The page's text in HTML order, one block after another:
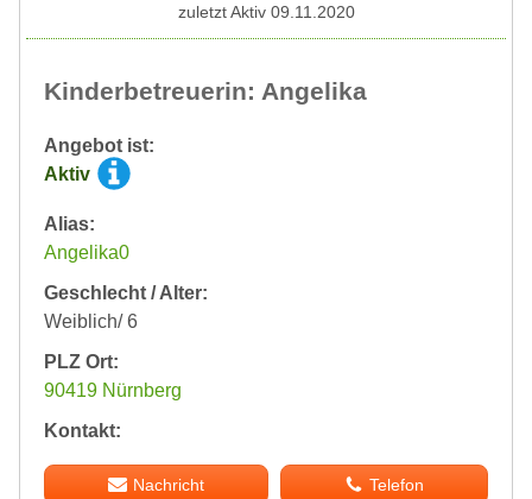
Kinderbetreuerin: Angelika
Angebot ist:
Aktiv
Alias:
Angelika0
Geschlecht / Alter:
Weiblich/ 6
PLZ Ort:
90419 Nürnberg
Kontakt:
Nachricht Telefon
zuletzt Aktiv 09.11.2020